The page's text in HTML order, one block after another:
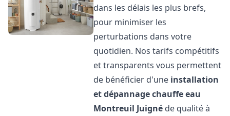
dans les délais les plus brefs,
pour minimiser les
perturbations dans votre
quotidien. Nos tarifs compétitifs
et transparents vous permettent
de bénéficier d'une installation
et dépannage chauffe eau
Montreuil Juigné de qualité à